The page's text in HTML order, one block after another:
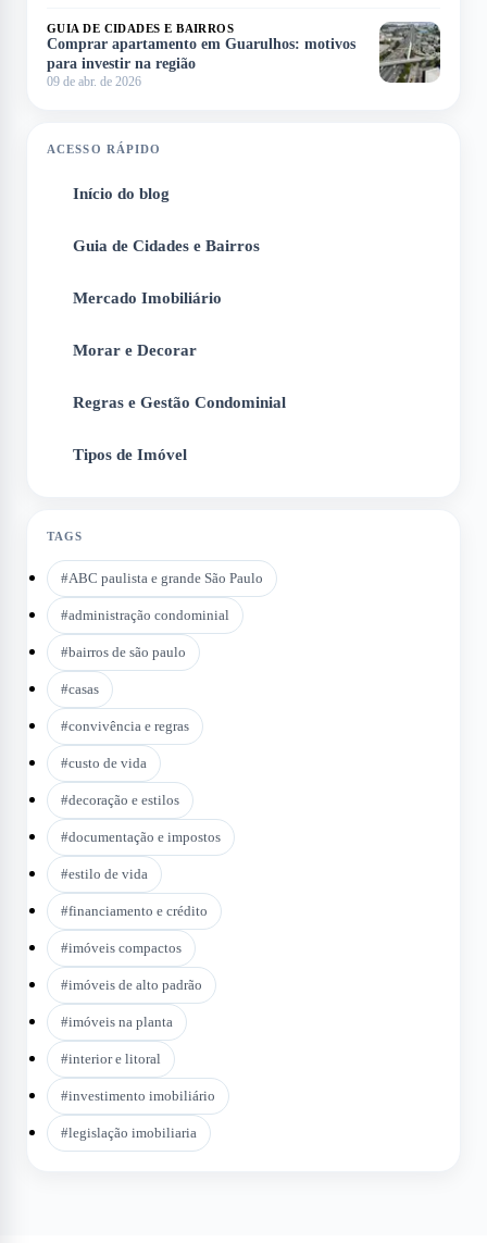
GUIA DE CIDADES E BAIRROS
Comprar apartamento em Guarulhos: motivos
para investir na região
09 de abr. de 2026
ACESSO RÁPIDO
Início do blog
Guia de Cidades e Bairros
Mercado Imobiliário
Morar e Decorar
Regras e Gestão Condominial
Tipos de Imóvel
TAGS
#ABC paulista e grande São Paulo
#administração condominial
#bairros de são paulo
#casas
#convivência e regras
#custo de vida
#decoração e estilos
#documentação e impostos
#estilo de vida
#financiamento e crédito
#imóveis compactos
#imóveis de alto padrão
#imóveis na planta
#interior e litoral
#investimento imobiliário
#legislação imobiliaria